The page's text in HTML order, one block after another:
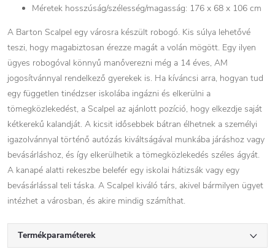
Méretek hosszúság/szélesség/magasság: 176 x 68 x 106 cm
A Barton Scalpel egy városra készült robogó. Kis súlya lehetővé
teszi, hogy magabiztosan érezze magát a volán mögött. Egy ilyen
ügyes robogóval könnyű manőverezni még a 14 éves, AM
jogosítvánnyal rendelkező gyerekek is. Ha kíváncsi arra, hogyan tud
egy független tinédzser iskolába ingázni és elkerülni a
tömegközlekedést, a Scalpel az ajánlott pozíció, hogy elkezdje saját
kétkerekű kalandját. A kicsit idősebbek bátran élhetnek a személyi
igazolvánnyal történő autózás kiváltságával munkába járáshoz vagy
bevásárláshoz, és így elkerülhetik a tömegközlekedés széles ágyát.
A kanapé alatti rekeszbe belefér egy iskolai hátizsák vagy egy
bevásárlással teli táska. A Scalpel kiváló társ, akivel bármilyen ügyet
intézhet a városban, és akire mindig számíthat.
Termékparaméterek